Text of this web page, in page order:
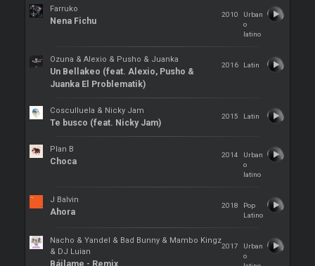
Farruko
Nena Fichu
2010
Urban
o
latino
Ozuna & Alexio & Pusho & Juanka
Un Bellakeo (feat. Alexio, Pusho &
Juanka El Problematik)
2016 Latin
Cosculluela & Nicky Jam
Te busco (feat. Nicky Jam)
2015 Latin
Plan B
Choca
2014
Urban
o
latino
J Balvin
Ahora
2018
Pop
Latino
Nacho & Yandel & Bad Bunny & Mambo Kingz
& DJ Luian
2017
Urban
o